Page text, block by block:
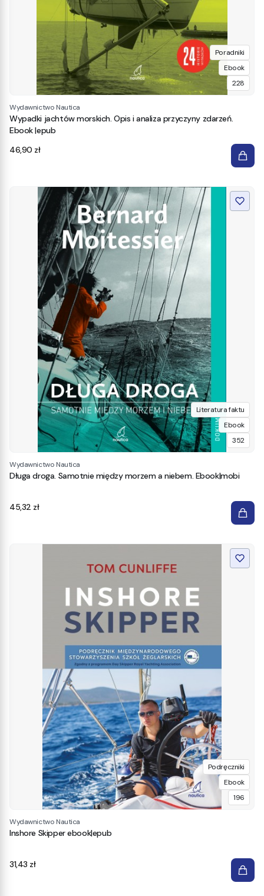
Poradniki
Ebook
228
Wydawnictwo Nautica
Wypadki jachtów morskich. Opis i analiza przyczyny zdarzeń.
Ebook |epub
Cena
46,90 zł
Literatura faktu
Ebook
352
Wydawnictwo Nautica
Długa droga. Samotnie między morzem a niebem. Ebook|mobi
Cena
45,32 zł
Podręczniki
Ebook
196
Wydawnictwo Nautica
Inshore Skipper ebook|epub
Cena
31,43 zł